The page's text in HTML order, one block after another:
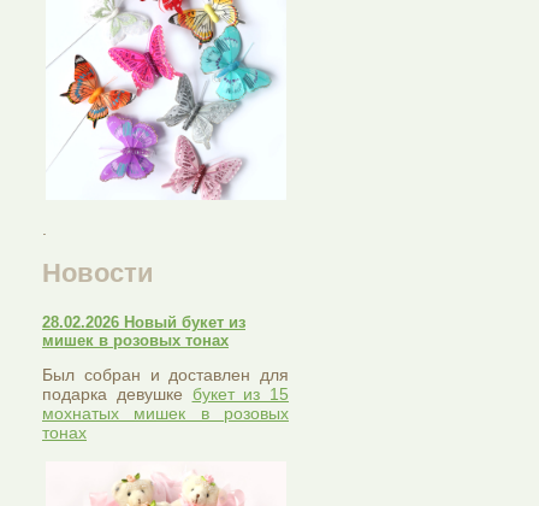
Новости
28.02.2026 Новый букет из
мишек в розовых тонах
Был собран и доставлен для
подарка девушке букет из 15
мохнатых мишек в розовых
тонах